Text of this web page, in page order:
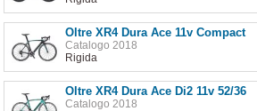
Oltre XR4 Dura Ace 11v Compact
Catalogo 2018
Rigida
Oltre XR4 Dura Ace Di2 11v 52/36
Catalogo 2018